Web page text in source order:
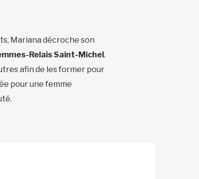
Mariana décroche son
Relais Saint-Michel.
afin de les former pour
pour une femme